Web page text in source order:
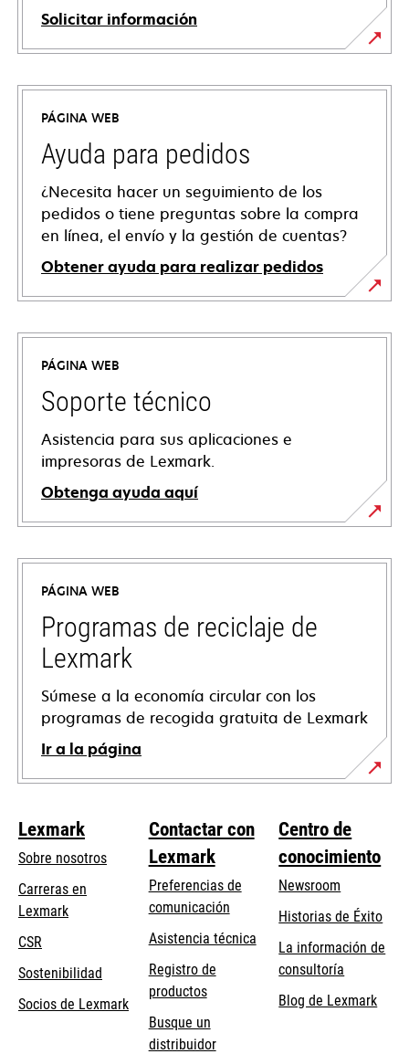
Solicitar información
PÁGINA WEB
Ayuda para pedidos
¿Necesita hacer un seguimiento de los
pedidos o tiene preguntas sobre la compra
en línea, el envío y la gestión de cuentas?
Obtener ayuda para realizar pedidos
PÁGINA WEB
Soporte técnico
Asistencia para sus aplicaciones e
impresoras de Lexmark.
Obtenga ayuda aquí
se
abre
una
pestaña
nueva
PÁGINA WEB
Programas de reciclaje de
Lexmark
Súmese a la economía circular con los
programas de recogida gratuita de Lexmark
Ir a la página
Lexmark
Sobre nosotros
Carreras en
Lexmark
CSR
Sostenibilidad
Socios de Lexmark
Contactar con
Lexmark
Preferencias de
comunicación
se
abre
en
una
pestaña
nueva
Asistencia técnicase
abre
Registro de
productos
Busque un
distribuidor
Centro de
conocimiento
Newsroom
Historias de Éxito
La información de
consultoría
Blog de Lexmark